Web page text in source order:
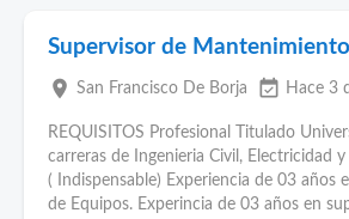
Supervisor de
place San Francisco De Borja event_available Hace 3
REQUISITOS Profesional Titulado
carreras de Ingenieria Civil, Electricidad
( Indispensable) Experiencia de 03 años
de Equipos. Experincia de 03 años en